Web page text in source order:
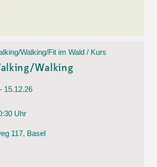
Walking/Fit im Wald / Kurs
Walking
15.12.26
Uhr
117, Basel